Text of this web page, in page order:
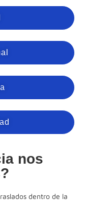
nos
dentro de la